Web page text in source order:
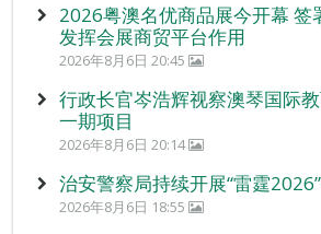
2026粤澳名优商品展今开幕 签
发挥会展商贸平台作用
2026年8月6日 20:45
行政长官岑浩辉视察澳琴国际
一期项目
2026年8月6日 20:14
治安警察局持续开展“雷霆
2026年8月6日 18:55